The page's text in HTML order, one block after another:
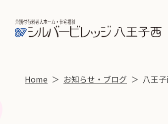
Home お知らせ・ブログ 八王